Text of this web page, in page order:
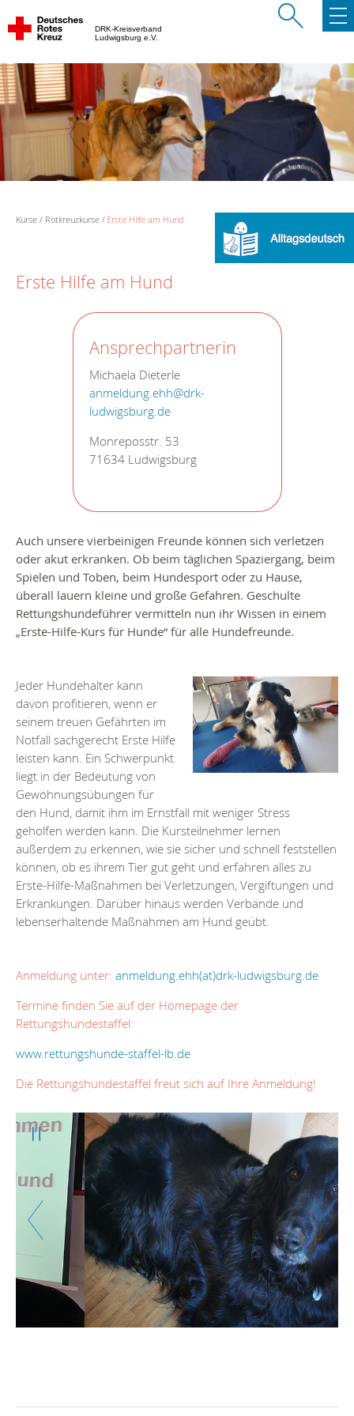
DRK-Kreisverband
Ludwigsburg e.V.
Kurse Rotkreuzkurse Erste Hilfe am Hund
Erste Hilfe am Hund
Ansprechpartnerin
Michaela Dieterle
anmeldung.ehh@drk-
ludwigsburg.de
Monreposstr. 53
71634 Ludwigsburg
Auch unsere vierbeinigen Freunde können sich verletzen
oder akut erkranken. Ob beim täglichen Spaziergang, beim
Spielen und Toben, beim Hundesport oder zu Hause,
überall lauern kleine und große Gefahren. Geschulte
Rettungshundeführer vermitteln nun ihr Wissen in einem
„Erste-Hilfe-Kurs für Hunde“ für alle Hundefreunde.
Jeder Hundehalter kann
davon profitieren, wenn er
seinem treuen Gefährten im
Notfall sachgerecht Erste Hilfe
leisten kann. Ein Schwerpunkt
liegt in der Bedeutung von
Gewöhnungsübungen für
den Hund, damit ihm im Ernstfall mit weniger Stress
geholfen werden kann. Die Kursteilnehmer lernen
außerdem zu erkennen, wie sie sicher und schnell feststellen
können, ob es ihrem Tier gut geht und erfahren alles zu
Erste-Hilfe-Maßnahmen bei Verletzungen, Vergiftungen und
Erkrankungen. Darüber hinaus werden Verbände und
lebenserhaltende Maßnahmen am Hund geübt.
Anmeldung unter: anmeldung.ehh(at)drk-ludwigsburg.de
Termine finden Sie auf der Homepage der
Rettungshundestaffel:
www.rettungshunde-staffel-lb.de
Die Rettungshundestaffel freut sich auf Ihre Anmeldung!
Weiter
Zurück Weiter